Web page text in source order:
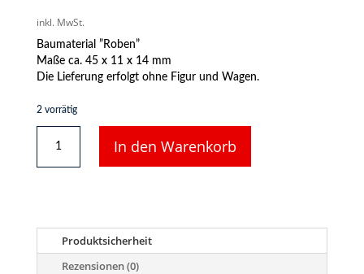
inkl. MwSt.
Baumaterial ”Roben”
Maße ca. 45 x 11 x 14 mm
Die Lieferung erfolgt ohne Figur und Wagen.
2 vorrätig
14374
-
Menge
In den Warenkorb
Produktsicherheit
Rezensionen (0)